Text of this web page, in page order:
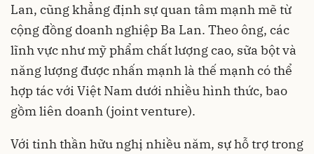
Lan, cũng khẳng định sự quan tâm mạnh mẽ từ
cộng đồng doanh nghiệp Ba Lan. Theo ông, các
lĩnh vực như mỹ phẩm chất lượng cao, sữa bột và
năng lượng được nhấn mạnh là thế mạnh có thể
hợp tác với Việt Nam dưới nhiều hình thức, bao
gồm liên doanh (joint venture).
Với tinh thần hữu nghị nhiều năm, sự hỗ trợ trong